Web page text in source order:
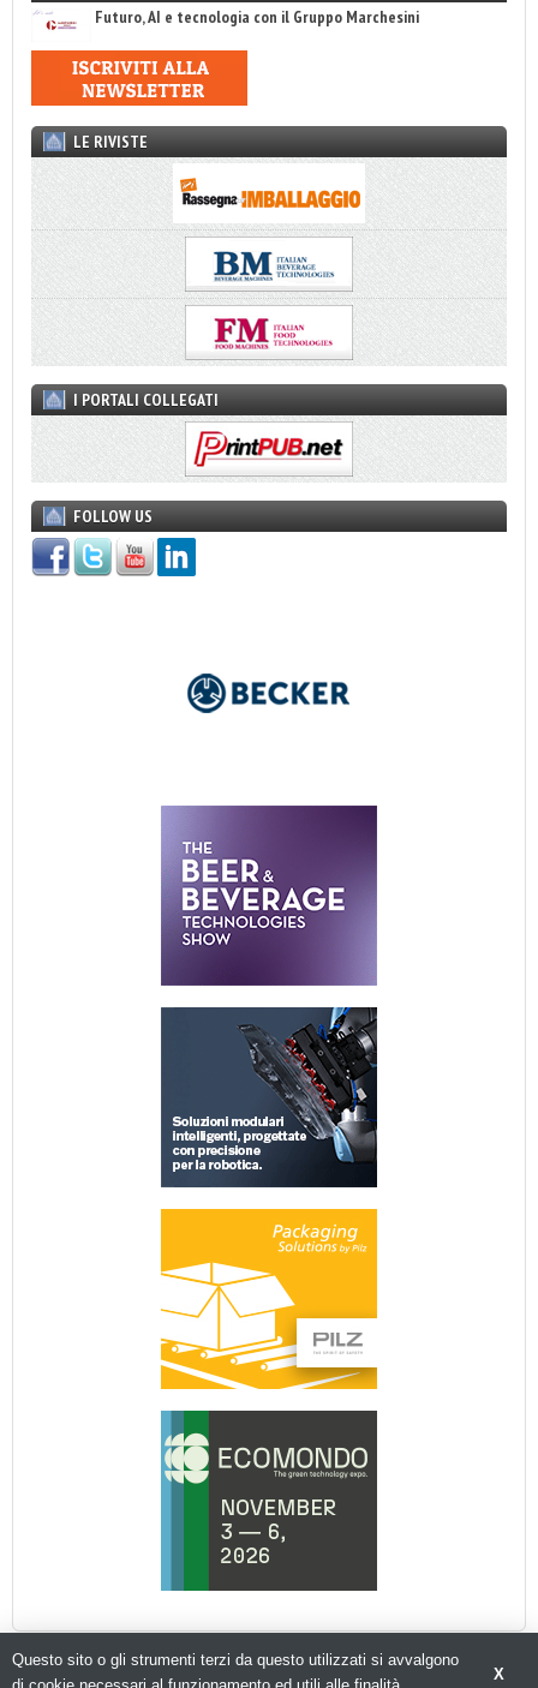
Futuro, AI e tecnologia con il Gruppo Marchesini
LE RIVISTE
I PORTALI COLLEGATI
FOLLOW US
X
Questo sito o gli strumenti terzi da questo utilizzati si avvalgono